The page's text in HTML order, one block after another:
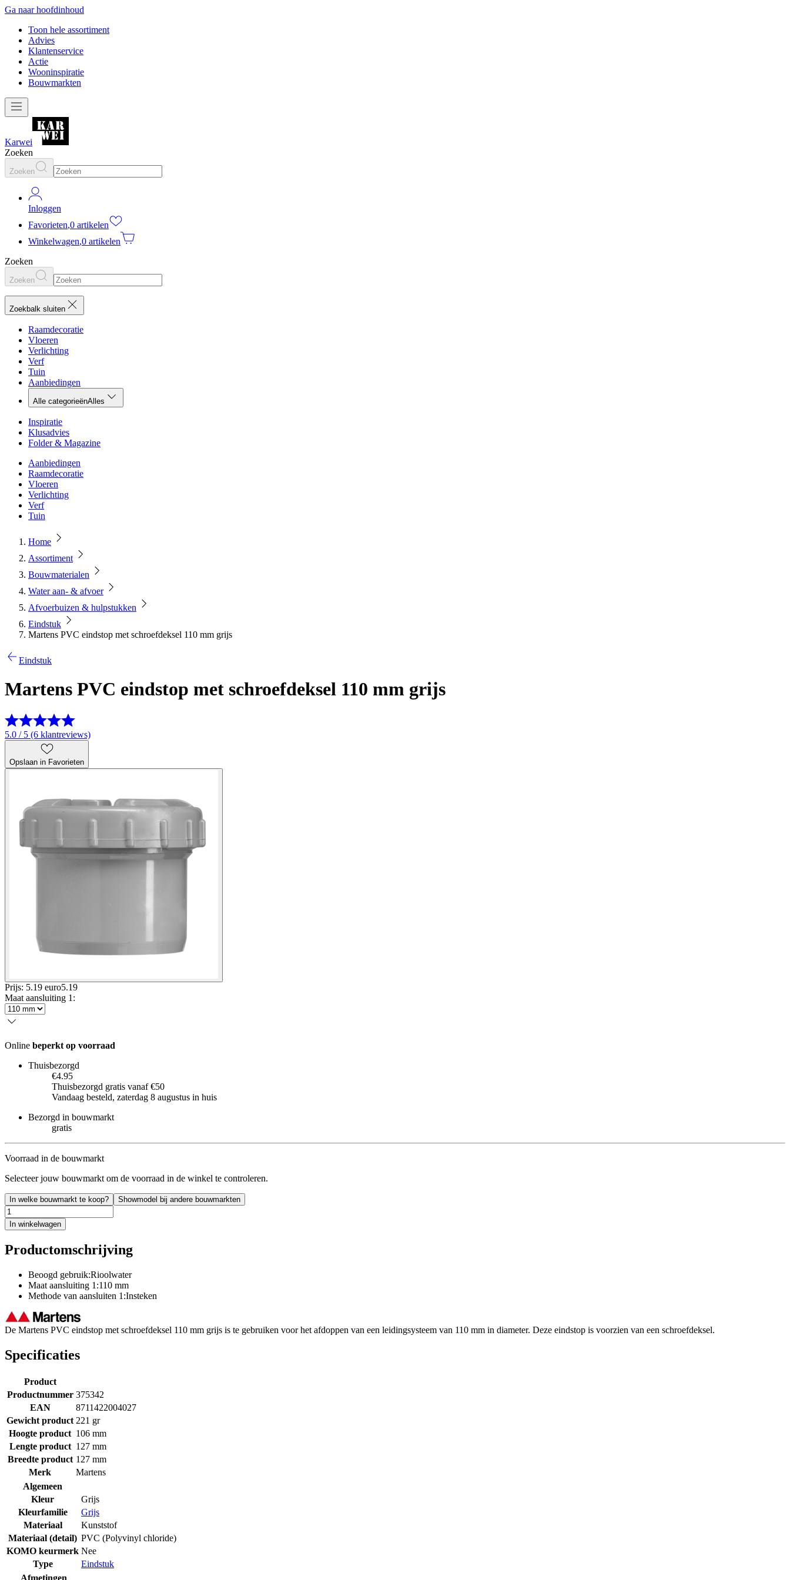
Ga naar hoofdinhoud
Toon hele assortiment
Advies
Klantenservice
Actie
Wooninspiratie
Bouwmarkten
Karwei
Zoeken
Zoeken
Inloggen
Favorieten,0 artikelen
Winkelwagen,0 artikelen
Zoeken
Zoeken
Zoekbalk sluiten
Raamdecoratie
Vloeren
Verlichting
Verf
Tuin
Aanbiedingen
Alle categorieënAlles
Inspiratie
Klusadvies
Folder & Magazine
Aanbiedingen
Raamdecoratie
Vloeren
Verlichting
Verf
Tuin
Home
Assortiment
Bouwmaterialen
Water aan- & afvoer
Afvoerbuizen & hulpstukken
Eindstuk
Martens PVC eindstop met schroefdeksel 110 mm grijs
Eindstuk
Martens PVC eindstop met schroefdeksel 110 mm grijs
5.0 / 5 (6 klantreviews)
Opslaan in Favorieten
Prijs: 5.19 euro5.19
Maat aansluiting 1 :
Online beperkt op voorraad
Thuisbezorgd
€4.95
Thuisbezorgd gratis vanaf €50
Vandaag besteld, zaterdag 8 augustus in huis
Bezorgd in bouwmarkt
gratis
Voorraad in de bouwmarkt
Selecteer jouw bouwmarkt om de voorraad in de winkel te controleren.
In welke bouwmarkt te koop? Showmodel bij andere bouwmarkten
In winkelwagen
Productomschrijving
Beoogd gebruik:Rioolwater
Maat aansluiting 1:110 mm
Methode van aansluiten 1:Insteken
De Martens PVC eindstop met schroefdeksel 110 mm grijs is te gebruiken voor het afdoppen van een leidingsysteem van 110 mm in diameter. Deze eindstop is voorzien van een schroefdeksel.
Specificaties
Product
Productnummer 375342
EAN
8711422004027
Gewicht product 221 gr
Hoogte product 106 mm
Lengte product 127 mm
Breedte product 127 mm
Merk
Martens
Algemeen
Kleur
Grijs
Kleurfamilie
Grijs
Materiaal
Kunststof
Materiaal (detail) PVC (Polyvinyl chloride)
KOMO keurmerk Nee
Type
Eindstuk
Afmetingen